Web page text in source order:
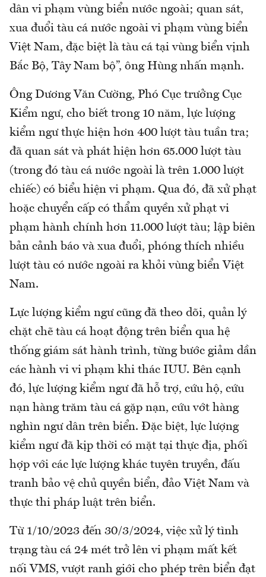
dân vi phạm vùng biển nước ngoài; quan sát,
xua đuổi tàu cá nước ngoài vi phạm vùng biển
Việt Nam, đặc biệt là tàu cá tại vùng biển vịnh
Bắc Bộ, Tây Nam bộ”, ông Hùng nhấn mạnh.
Ông Dương Văn Cường, Phó Cục trưởng Cục
Kiểm ngư, cho biết trong 10 năm, lực lượng
kiểm ngư thực hiện hơn 400 lượt tàu tuần tra;
đã quan sát và phát hiện hơn 65.000 lượt tàu
(trong đó tàu cá nước ngoài là trên 1.000 lượt
chiếc) có biểu hiện vi phạm. Qua đó, đã xử phạt
hoặc chuyển cấp có thẩm quyền xử phạt vi
phạm hành chính hơn 11.000 lượt tàu; lập biên
bản cảnh báo và xua đuổi, phóng thích nhiều
lượt tàu có nước ngoài ra khỏi vùng biển Việt
Nam.
Lực lượng kiểm ngư cũng đã theo dõi, quản lý
chặt chẽ tàu cá hoạt động trên biển qua hệ
thống giám sát hành trình, từng bước giảm dần
các hành vi vi phạm khi thác IUU. Bên cạnh
đó, lực lượng kiểm ngư đã hỗ trợ, cứu hộ, cứu
nạn hàng trăm tàu cá gặp nạn, cứu vớt hàng
nghìn ngư dân trên biển. Đặc biệt, lực lượng
kiểm ngư đã kịp thời có mặt tại thực địa, phối
hợp với các lực lượng khác tuyên truyền, đấu
tranh bảo vệ chủ quyền biển, đảo Việt Nam và
thực thi pháp luật trên biển.
Từ 1/10/2023 đến 30/3/2024, việc xử lý tình
trạng tàu cá 24 mét trở lên vi phạm mất kết
nối VMS, vượt ranh giới cho phép trên biển đạt